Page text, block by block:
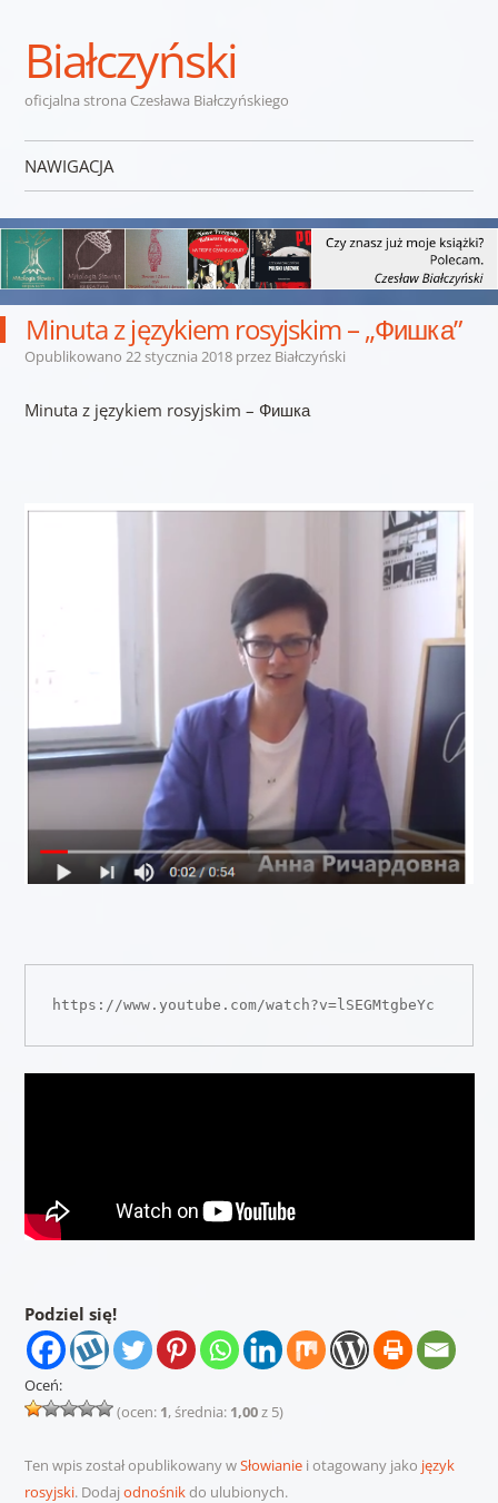
Białczyński
oficjalna strona Czesława Białczyńskiego
NAWIGACJA
Minuta z językiem rosyjskim – „Фишка”
Opublikowano 22 stycznia 2018przez Białczyński
Minuta z językiem rosyjskim – Фишка
https://www.youtube.com/watch?v=lSEGMtgbeYc
Podziel się!
Oceń:
(ocen: 1, średnia: 1,00z 5)
Ten wpis został opublikowany wSłowianiei otagowany jako język
rosyjski. Dodaj odnośnikdo ulubionych.